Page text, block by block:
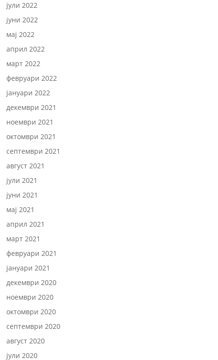
јули 2022
јуни 2022
мај 2022
април 2022
март 2022
февруари 2022
јануари 2022
декември 2021
ноември 2021
октомври 2021
септември 2021
август 2021
јули 2021
јуни 2021
мај 2021
април 2021
март 2021
февруари 2021
јануари 2021
декември 2020
ноември 2020
октомври 2020
септември 2020
август 2020
јули 2020